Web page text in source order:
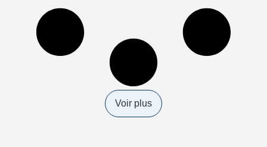
Voir plus